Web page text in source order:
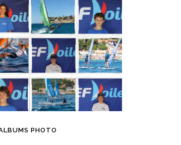
PHOTO